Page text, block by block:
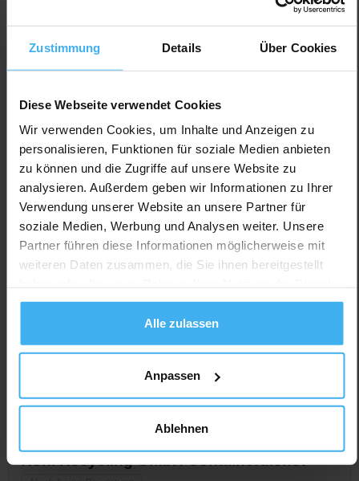
Zustimmung Details Über Cookies
Diese Webseite verwendet Cookies
Wir verwenden Cookies, um Inhalte und Anzeigen zu
personalisieren, Funktionen für soziale Medien anbieten
zu können und die Zugriffe auf unsere Website zu
analysieren. Außerdem geben wir Informationen zu Ihrer
Verwendung unserer Website an unsere Partner für
soziale Medien, Werbung und Analysen weiter. Unsere
Partner führen diese Informationen möglicherweise mit
weiteren Daten zusammen, die Sie ihnen bereitgestellt
gesammelt haben.
Alle zulassen
Anpassen
Ablehnen
Jetzt Anrufen
Auf Karte Anzeigen
Kohl Recycling GmbH Containerdienst